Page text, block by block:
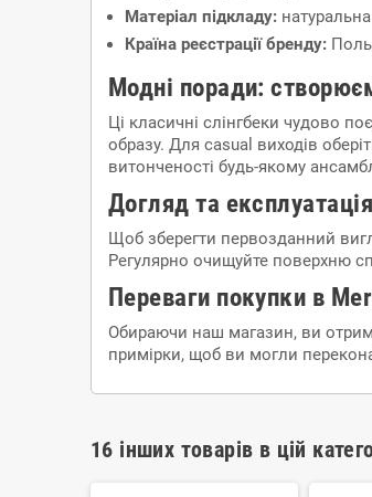
Матеріал підкладу:
Країна реєстрації бренду:
Модні поради:
Ці класичні слінгбеки чудово
образу. Для casual виходів
витонченості будь-якому
Догляд та експлуатація
Щоб зберегти первозданний
Регулярно очищуйте поверхню
Переваги покупки в
Обираючи наш магазин, ви
примірки, щоб ви могли
16 інших товарів в цій